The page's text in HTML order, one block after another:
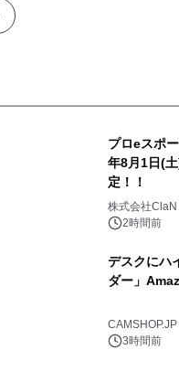
プロeスポ
年8月1日(
定！！
株式会社
2時間前
デスクにハ
ダー」
CAMSHOP.JP
3時間前